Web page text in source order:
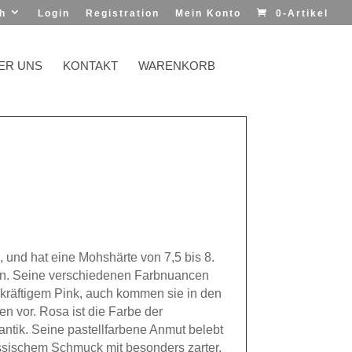
Login Registration Mein Konto 0-Artikel
UNS KONTAKT WARENKORB
hat eine Mohshärte von 7,5 bis 8.
Seine verschiedenen Farbnuancen
Pink, auch kommen sie in den
vor. Rosa ist die Farbe der
Seine pastellfarbene Anmut belebt
Schmuck mit besonders zarter,